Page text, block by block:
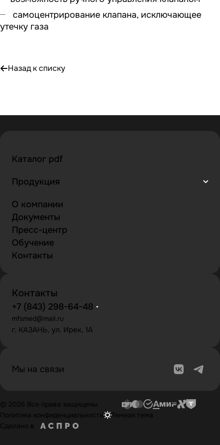
самоцентрирование клапана, исключающее
утечку газа
Назад к списку
Каталог pdf
Продукция
О компании
Документы
Пресс-центр
Обучение
Контакты
Контакты
+7 (843) 298-64-48
mfsmed@mail.ru
г. КАЗАНЬ, ул. Ирек, 1А
Мы на связи
© 2026 Все права защищены
Политика конфиденциальности
Темная тема
Сделано в